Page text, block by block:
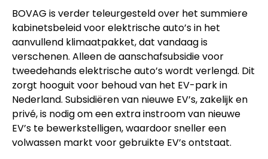
BOVAG is verder teleurgesteld over het summiere
kabinetsbeleid voor elektrische auto’s in het
aanvullend klimaatpakket, dat vandaag is
verschenen. Alleen de aanschafsubsidie voor
tweedehands elektrische auto’s wordt verlengd. Dit
zorgt hooguit voor behoud van het EV-park in
Nederland. Subsidiëren van nieuwe EV’s, zakelijk en
privé, is nodig om een extra instroom van nieuwe
EV’s te bewerkstelligen, waardoor sneller een
volwassen markt voor gebruikte EV’s ontstaat.